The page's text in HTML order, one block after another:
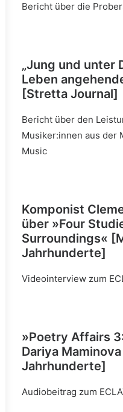
Bericht über die
„Jung und unter
Leben
[Stretta Journal]
Bericht über den
Musiker:innen aus der
Music
Komponist
über »Four
Surroundings«
Jahrhunderte]
Videointerview zum
»Poetry Affairs
Dariya
Jahrhunderte]
Audiobeitrag zum